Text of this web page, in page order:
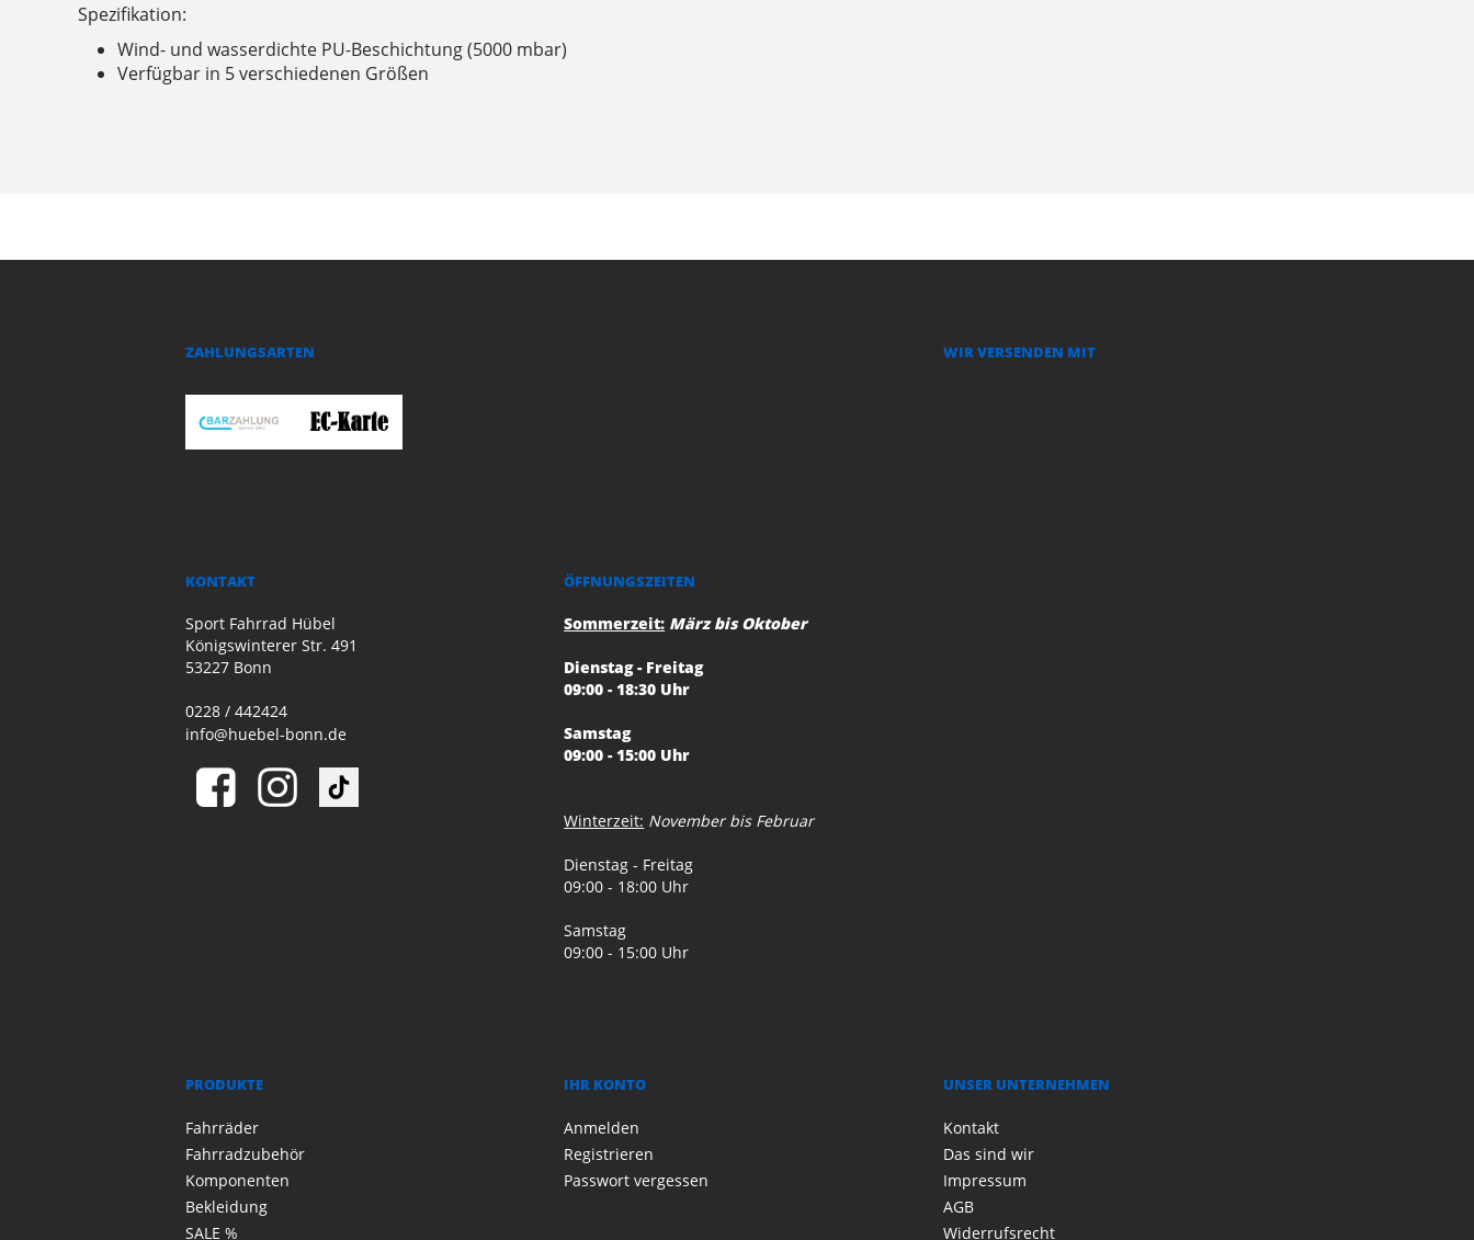
Spezifikation:
Wind- und wasserdichte PU-Beschichtung (5000 mbar)
Verfügbar in 5 verschiedenen Größen
ZAHLUNGSARTEN WIR VERSENDEN MIT
KONTAKT
Sport Fahrrad Hübel
Königswinterer Str. 491
53227 Bonn
0228 / 442424
info@huebel-bonn.de
ÖFFNUNGSZEITEN
Sommerzeit: März bis Oktober
Dienstag - Freitag
09:00 - 18:30 Uhr
Samstag
09:00 - 15:00 Uhr
Winterzeit: November bis Februar
Dienstag - Freitag
09:00 - 18:00 Uhr
Samstag
09:00 - 15:00 Uhr
PRODUKTE
Fahrräder
Fahrradzubehör
Komponenten
Bekleidung
SALE %
IHR KONTO
Anmelden
Registrieren
Passwort vergessen
UNSER UNTERNEHMEN
Kontakt
Das sind wir
Impressum
AGB
Widerrufsrecht